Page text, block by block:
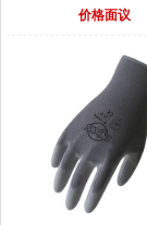
价格面议